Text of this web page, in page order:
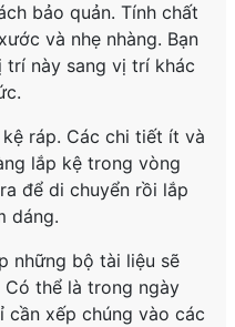
bảo quản. Tính chất
và nhẹ nhàng. Bạn
này sang vị trí khác
ráp. Các chi tiết ít và
lắp kệ trong vòng
để di chuyển rồi lắp
dáng.
những bộ tài liệu sẽ
thể là trong ngày
cần xếp chúng vào các